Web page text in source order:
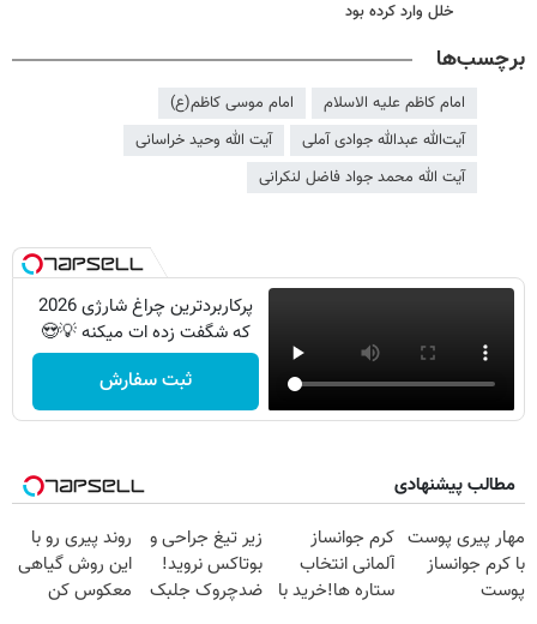
خلل وارد کرده بود
برچسب‌ها
امام کاظم علیه الاسلام
امام موسی کاظم(ع)
آیت‌الله عبدالله جوادی آملی
آیت الله وحید خراسانی
آیت الله محمد جواد فاضل لنکرانی
پرکاربردترین چراغ شارژی 2026
که شگفت زده ات میکنه 💡😍
ثبت سفارش
مطالب پیشنهادی
مهار پیری پوست
با کرم جوانساز
پوست
کرم جوانساز
آلمانی انتخاب
ستاره ها!خرید با
زیر تیغ جراحی و
بوتاکس نروید!
ضدچروک جلبک
روند پیری رو با
این روش گیاهی
معکوس کن